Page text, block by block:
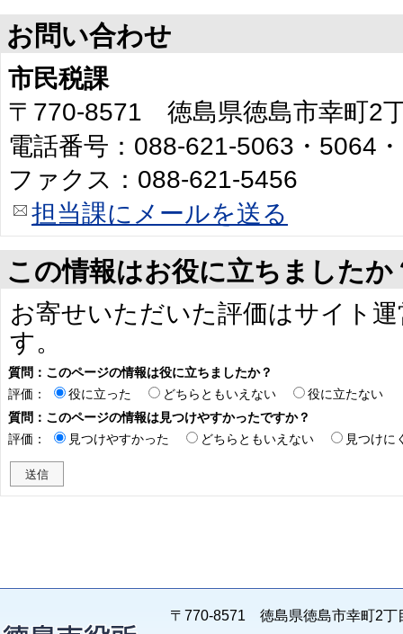
お問い合わせ
市民税課
〒770-8571 徳島県徳島市幸町2
電話番号：088-621-5063・5064
ファクス：088-621-5456
担当課にメールを送る
この情報はお役に立ちましたか
お寄せいただいた評価はサイト
す。
質問：このページの情報は役に立ちましたか？
評価：
役に立った どちらともいえない
役に立たない
質問：このページの情報は見つけやすかったですか？
評価：
見つけやすかった どちらともいえない 見つけに
〒770-8571 徳島県徳島市幸町2丁